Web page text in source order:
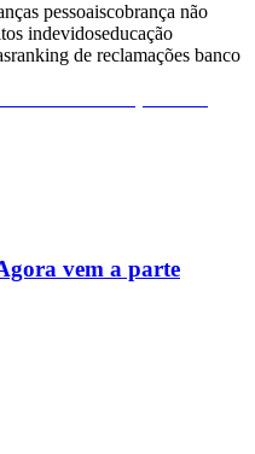
pessoaiscobrança não
indevidoseducação
ranking de reclamações banco
vem a parte